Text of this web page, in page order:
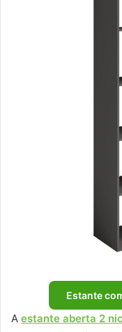
Estante
A estante aberta 2